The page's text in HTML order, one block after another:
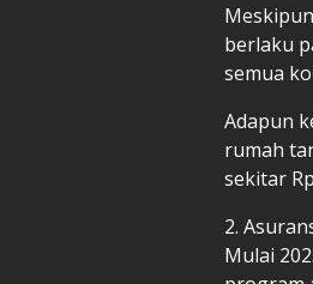
berlaku
semua
Adapun
rumah
sekitar
2.
Mulai